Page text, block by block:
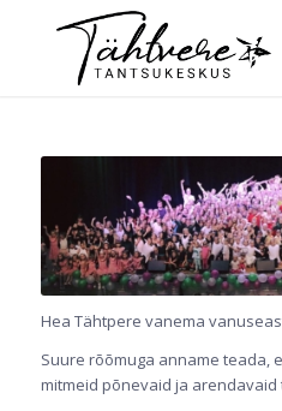
Hea Tähtpere vanema
Suure rõõmuga anname teada,
mitmeid põnevaid ja arendavaid